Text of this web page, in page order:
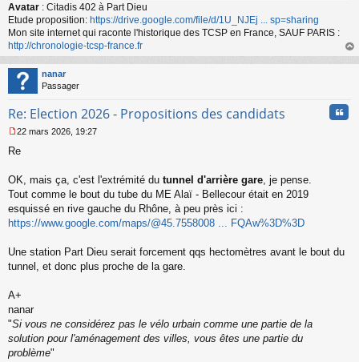
u
Avatar : Citadis 402 à Part Dieu
Etude proposition: https://drive.google.com/file/d/1U_NJEj ... sp=sharing
Mon site internet qui raconte l'historique des TCSP en France, SAUF PARIS :
http://chronologie-tcsp-france.fr
au
nanar
Passager
Re: Election 2026 - Propositions des candidats
e
s
g
e
n
n
u
22 mars 2026, 19:27
Re
OK, mais ça, c'est l'extrémité du tunnel d'arrière gare, je pense.
Tout comme le bout du tube du ME Alaï - Bellecour était en 2019
esquissé en rive gauche du Rhône, à peu près ici :
https://www.google.com/maps/@45.7558008 ... FQAw%3D%3D
Une station Part Dieu serait forcement qqs hectomètres avant le bout du
tunnel, et donc plus proche de la gare.
A+
nanar
"Si vous ne considérez pas le vélo urbain comme une partie de la
solution pour l'aménagement des villes, vous êtes une partie du
problème"